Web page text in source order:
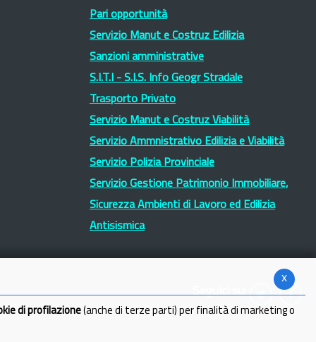
Pari opportunità
Servizio Manut e Costruz Edilizia
Sanzioni amministrative
S.I.T.I - S.I.S. Info Geogr Stradale
Trasporto Privato
Servizio Manut e Costruz Viabilità
Servizio Ammnistrativo Edilizia e Viabilità
Servizio Polizia Provinciale
Servizio Gestione Patrimonio Immobiliare,
Sicurezza Ambienti di Lavoro ed Edilizia
Antisismica
Seguici su:
x
di profilazione (anche di terze parti) per finalità di marketing o